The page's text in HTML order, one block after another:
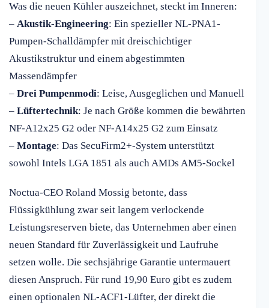
Was die neuen Kühler auszeichnet, steckt im Inneren:
– Akustik-Engineering: Ein spezieller NL-PNA1-
Pumpen-Schalldämpfer mit dreischichtiger
Akustikstruktur und einem abgestimmten
Massendämpfer
– Drei Pumpenmodi: Leise, Ausgeglichen und Manuell
– Lüftertechnik: Je nach Größe kommen die bewährten
NF-A12x25 G2 oder NF-A14x25 G2 zum Einsatz
– Montage: Das SecuFirm2+-System unterstützt
sowohl Intels LGA 1851 als auch AMDs AM5-Sockel
Noctua-CEO Roland Mossig betonte, dass
Flüssigkühlung zwar seit langem verlockende
Leistungsreserven biete, das Unternehmen aber einen
neuen Standard für Zuverlässigkeit und Laufruhe
setzen wolle. Die sechsjährige Garantie untermauert
diesen Anspruch. Für rund 19,90 Euro gibt es zudem
einen optionalen NL-ACF1-Lüfter, der direkt die